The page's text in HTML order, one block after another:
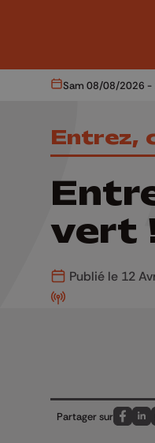
Aujourd'hui
Sam 08/08/2026 -
Entrez,
vert
Publié le 12
Partager sur